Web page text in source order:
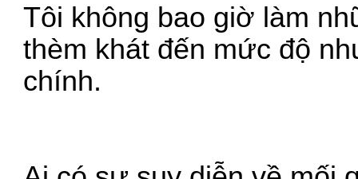
Tôi không bao giờ làm
thèm khát đến mức độ
chính.